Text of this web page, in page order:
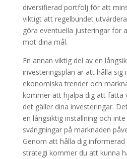
diversifierad portfölj för att
viktigt att regelbundet
göra eventuella justeringar för
mot dina mål.
En annan viktig del av en
investeringsplan är att hålla sig
ekonomiska trender och
kommer att hjälpa dig att fatta
det gäller dina investeringar.
en långsiktig inställning och
svängningar på marknaden
Genom att hålla dig
strategi kommer du att kunna